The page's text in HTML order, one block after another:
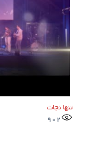
تنها نجات
902